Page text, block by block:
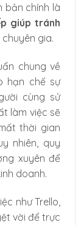
bản chính là
giúp tránh
gia.
chung về
hạn chế sự
cùng sử
làm việc sẽ
thời gian
nhiên, quy
xuyên để
doanh.
như Trello,
vời để trực